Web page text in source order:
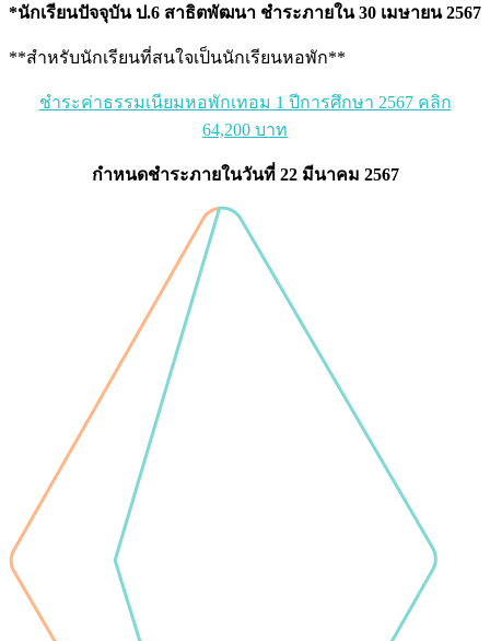
*นักเรียนปัจจุบัน ป.6 สาธิตพัฒนา ชำระภายใน 30 เมษายน 2567
**สำหรับนักเรียนที่สนใจเป็นนักเรียนหอพัก**
ชำระค่าธรรมเนียมหอพักเทอม 1 ปีการศึกษา 2567 คลิก
64,200 บาท
กำหนดชำระภายในวันที่ 22 มีนาคม 2567